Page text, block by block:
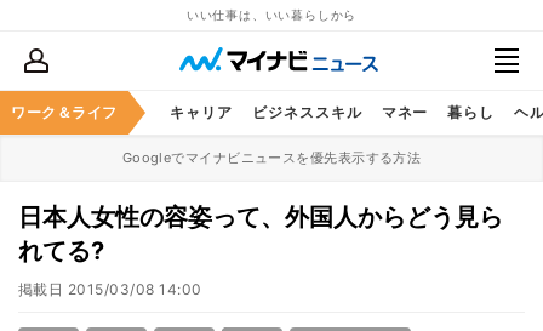
いい仕事は、いい暮らしから
ワーク＆ライフ キャリア ビジネススキル マネー 暮らし ヘ
Googleでマイナビニュースを優先表示する方法
日本人女性の容姿って、外国人からどう見ら
れてる?
掲載日 2015/03/08 14:00